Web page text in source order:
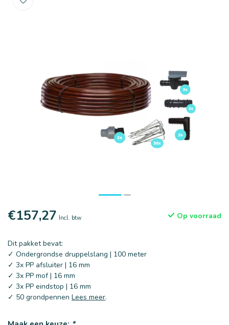
€157,27 Incl. btw Op voorraad
Dit pakket bevat:
✓ Ondergrondse druppelslang | 100 meter
✓ 3x PP afsluiter | 16 mm
✓ 3x PP mof | 16 mm
✓ 3x PP eindstop | 16 mm
✓ 50 grondpennen Lees meer.